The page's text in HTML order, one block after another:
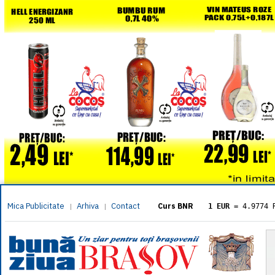
Mica Publicitate | Arhiva | Contact Curs BNR 1 EUR = 4.9774
= 5.8304
1 XAU= 464.4611
1 AED= 1.1933
1 AUD= 2.7957
1 BGN= 2.5449